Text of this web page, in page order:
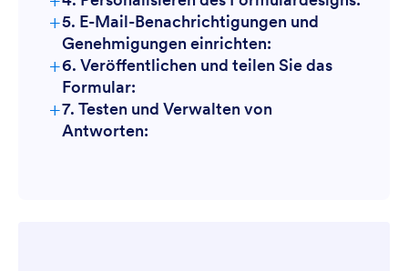
+5. E-Mail-Benachrichtigungen und
Genehmigungen einrichten:
+6. Veröffentlichen und teilen Sie das
Formular:
+7. Testen und Verwalten von
Antworten: